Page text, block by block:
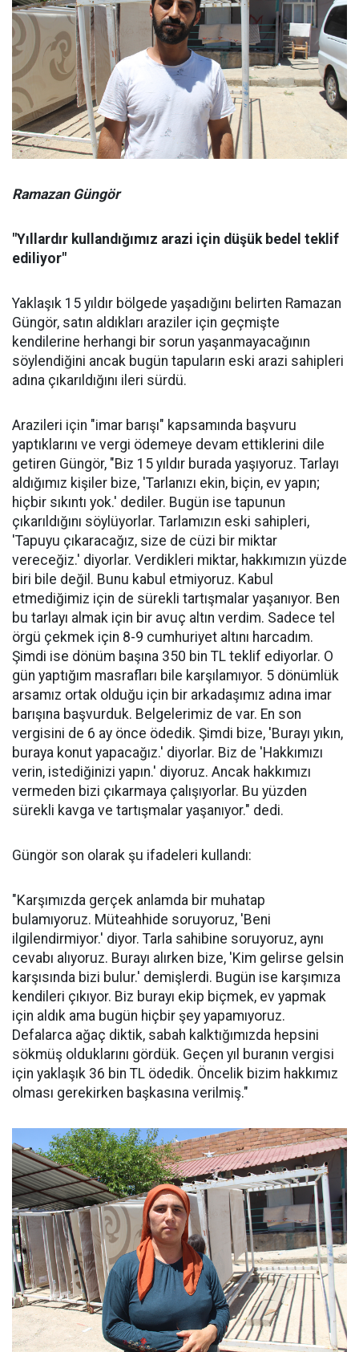
Ramazan Güngör
"Yıllardır kullandığımız arazi için düşük bedel teklif
ediliyor"
Yaklaşık 15 yıldır bölgede yaşadığını belirten Ramazan
Güngör, satın aldıkları araziler için geçmişte
kendilerine herhangi bir sorun yaşanmayacağının
söylendiğini ancak bugün tapuların eski arazi sahipleri
adına çıkarıldığını ileri sürdü.
Arazileri için "imar barışı" kapsamında başvuru
yaptıklarını ve vergi ödemeye devam ettiklerini dile
getiren Güngör, "Biz 15 yıldır burada yaşıyoruz. Tarlayı
aldığımız kişiler bize, 'Tarlanızı ekin, biçin, ev yapın;
hiçbir sıkıntı yok.' dediler. Bugün ise tapunun
çıkarıldığını söylüyorlar. Tarlamızın eski sahipleri,
'Tapuyu çıkaracağız, size de cüzi bir miktar
vereceğiz.' diyorlar. Verdikleri miktar, hakkımızın yüzde
biri bile değil. Bunu kabul etmiyoruz. Kabul
etmediğimiz için de sürekli tartışmalar yaşanıyor. Ben
bu tarlayı almak için bir avuç altın verdim. Sadece tel
örgü çekmek için 8-9 cumhuriyet altını harcadım.
Şimdi ise dönüm başına 350 bin TL teklif ediyorlar. O
gün yaptığım masrafları bile karşılamıyor. 5 dönümlük
arsamız ortak olduğu için bir arkadaşımız adına imar
barışına başvurduk. Belgelerimiz de var. En son
vergisini de 6 ay önce ödedik. Şimdi bize, 'Burayı yıkın,
buraya konut yapacağız.' diyorlar. Biz de 'Hakkımızı
verin, istediğinizi yapın.' diyoruz. Ancak hakkımızı
vermeden bizi çıkarmaya çalışıyorlar. Bu yüzden
sürekli kavga ve tartışmalar yaşanıyor." dedi.
Güngör son olarak şu ifadeleri kullandı:
"Karşımızda gerçek anlamda bir muhatap
bulamıyoruz. Müteahhide soruyoruz, 'Beni
ilgilendirmiyor.' diyor. Tarla sahibine soruyoruz, aynı
cevabı alıyoruz. Burayı alırken bize, 'Kim gelirse gelsin
karşısında bizi bulur.' demişlerdi. Bugün ise karşımıza
kendileri çıkıyor. Biz burayı ekip biçmek, ev yapmak
için aldık ama bugün hiçbir şey yapamıyoruz.
Defalarca ağaç diktik, sabah kalktığımızda hepsini
sökmüş olduklarını gördük. Geçen yıl buranın vergisi
için yaklaşık 36 bin TL ödedik. Öncelik bizim hakkımız
olması gerekirken başkasına verilmiş."